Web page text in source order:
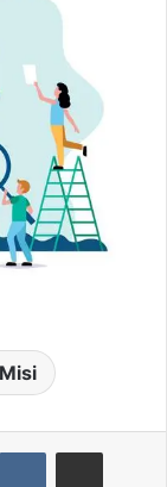
VKontakteShare via Email